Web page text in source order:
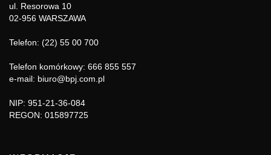
ul. Resorowa 10
02-956 WARSZAWA
Telefon: (22) 55 00 700
Telefon komórkowy: 666 855 557
e-mail: biuro@bpj.com.pl
NIP: 951-21-36-084
REGON: 015897725